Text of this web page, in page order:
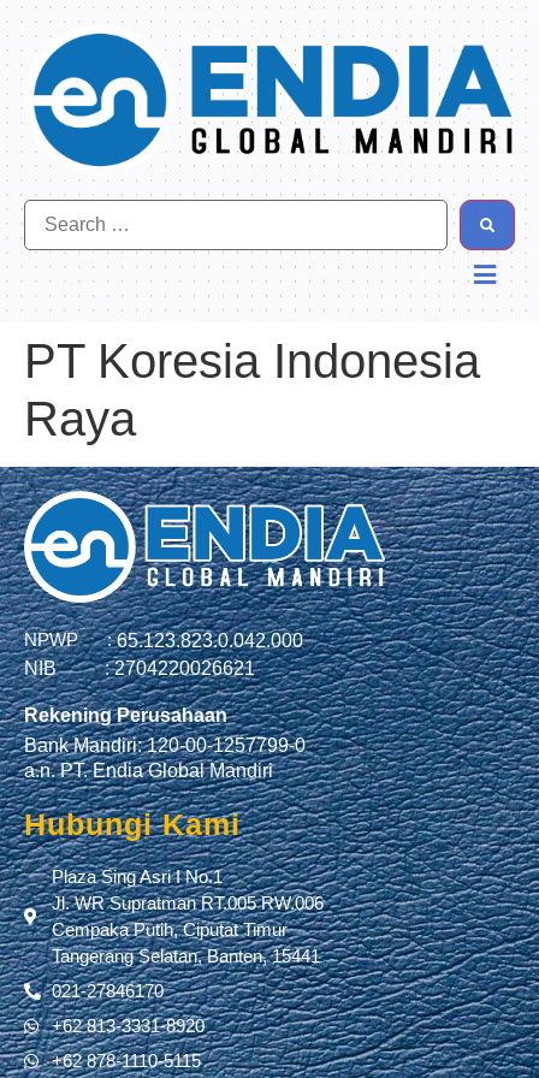
PT Koresia Indonesia
Raya
NPWP :65.123.823.0.042.000
NIB :2704220026621
Rekening Perusahaan
Bank Mandiri: 120-00-1257799-0
a.n. PT. Endia Global Mandiri
Hubungi Kami
Plaza Sing Asri I No.1
Jl. WR Supratman RT.005 RW.006
Cempaka Putih, Ciputat Timur
Tangerang Selatan, Banten, 15441
021-27846170
+62 813-3331-8920
+62 878-1110-5115